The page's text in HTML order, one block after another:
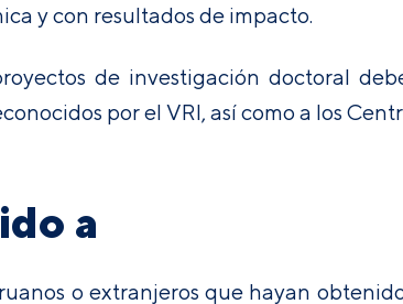
y con resultados de impacto.
de investigación doctoral
por el VRI, así como a los
a
o extranjeros que hayan